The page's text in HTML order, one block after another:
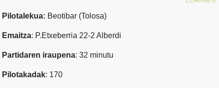
Pilotalekua: Beotibar (Tolosa)
Emaitza: P.Etxeberria 22-2 Alberdi
Partidaren iraupena: 32 minutu
Pilotakadak: 170